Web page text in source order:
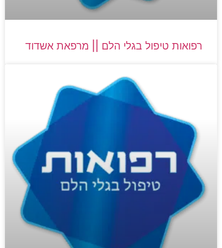
רפואות טיפול בגלי הלם || מרפאת אשדוד​